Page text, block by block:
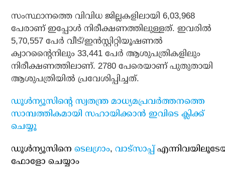
സംസ്ഥാനത്തെ വിവിധ ജില്ലകളിലായി 6,03,968
പേരാണ് ഇപ്പോള്‍ നിരീക്ഷണത്തിലുള്ളത്. ഇവരില്‍
5,70,557 പേര്‍ വീട്/ഇന്‍സ്റ്റിറ്റിയൂഷണല്‍
ക്വാറന്റൈനിലും 33,441 പേര്‍ ആശുപത്രികളിലും
നിരീക്ഷണത്തിലാണ്. 2780 പേരെയാണ് പുതുതായി
ആശുപത്രിയില്‍ പ്രവേശിപ്പിച്ചത്.
ഡൂള്‍ന്യൂസിന്റെ സ്വതന്ത്ര മാധ്യമപ്രവര്‍ത്തനത്തെ
സാമ്പത്തികമായി സഹായിക്കാന്‍ ഇവിടെ ക്ലിക്ക്
ചെയ്യൂ
ഡൂള്‍ന്യൂസിനെടെലഗ്രാം,വാട്‌സാപ്പ്
ഫോളോ ചെയ്യാം